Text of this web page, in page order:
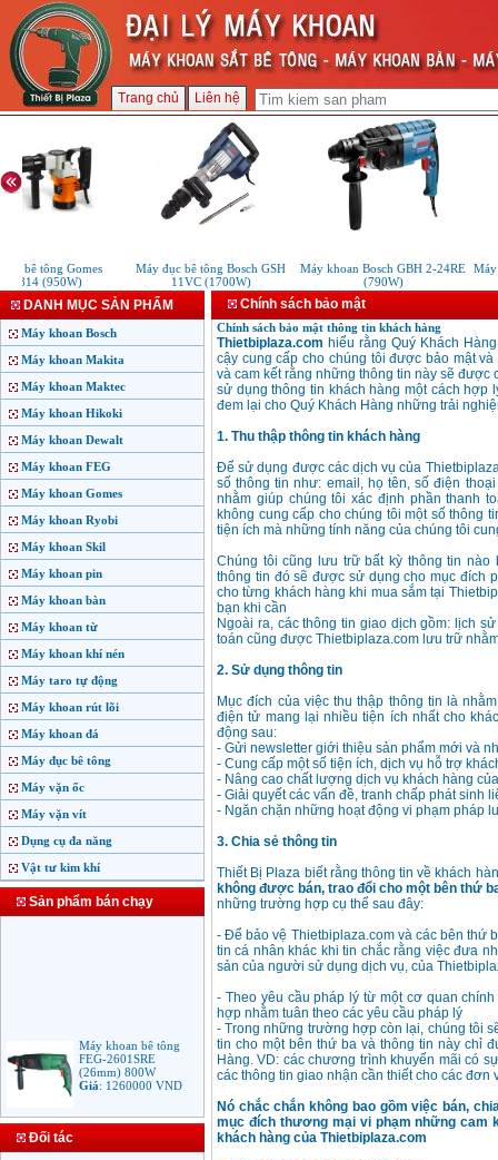
Trang chủ Liên hệ
bê tông Gomes
(950W)
Máy đục bê tông Bosch GSH
11VC (1700W)
Máy khoan Bosch GBH 2-24RE
(790W)
Máy
DANH MỤC SẢN PHẨM
Máy khoan Bosch
Máy khoan Makita
Máy khoan Maktec
Máy khoan Hikoki
Máy khoan Dewalt
Máy khoan FEG
Máy khoan Gomes
Máy khoan Ryobi
Máy khoan Skil
Máy khoan pin
Máy khoan bàn
Máy khoan từ
Máy khoan khí nén
Máy taro tự động
Máy khoan rút lõi
Máy khoan đá
Máy đục bê tông
Máy vặn ốc
Máy vặn vít
Dụng cụ đa năng
Vật tư kim khí
Sản phẩm bán chạy
Máy khoan bê tông
FEG-2601SRE
(26mm) 800W
Giá: 1260000 VND
rút lõi bê tông
Đối tác
Chính sách bảo mật
Chính sách bảo mật thông tin khách hàng
Thietbiplaza.com hiểu rằng Quý Khách
cậy cung cấp cho chúng tôi được bảo mật
và cam kết rằng những thông tin này sẽ được
sử dụng thông tin khách hàng một cách
đem lại cho Quý Khách Hàng những trải
1. Thu thập thông tin khách hàng
Để sử dụng được các dịch vụ của
số thông tin như: email, họ tên, số điện
nhằm giúp chúng tôi xác định phần thanh
không cung cấp cho chúng tôi một số thông
tiện ích mà những tính năng của chúng tôi
Chúng tôi cũng lưu trữ bất kỳ thông tin nào
thông tin đó sẽ được sử dụng cho mục đích
cho từng khách hàng khi mua sắm tại
bạn khi cần
Ngoài ra, các thông tin giao dịch gồm: lịch
toán cũng được Thietbiplaza.com lưu trữ
2. Sử dụng thông tin
Mục đích của việc thu thập thông tin là
điện tử mang lại nhiều tiện ích nhất cho
động sau:
- Gửi newsletter giới thiệu sản phẩm mới và
- Cung cấp một số tiện ích, dịch vụ hỗ trợ
- Nâng cao chất lượng dịch vụ khách hàng
- Giải quyết các vấn đề, tranh chấp phát sinh
- Ngăn chặn những hoạt động vi phạm pháp
3. Chia sẻ thông tin
Thiết Bị Plaza biết rằng thông tin về khách
không được bán, trao đổi cho một bên thứ
những trường hợp cụ thể sau đây:
- Để bảo vệ Thietbiplaza.com và các bên thứ
tin cá nhân khác khi tin chắc rằng việc đưa
sản của người sử dụng dịch vụ, của
- Theo yêu cầu pháp l‎ý từ một cơ quan
hợp nhằm tuân theo các yêu cầu pháp l‎ý
- Trong những trường hợp còn lại, chúng tôi
tin cho một bên thứ ba và thông tin này chỉ
Hàng. VD: các chương trình khuyến mãi có
các thông tin giao nhận cần thiết cho các đơn
Nó chắc chắn không bao gồm việc bán,
mục đích thương mại vi phạm những cam
khách hàng của Thietbiplaza.com